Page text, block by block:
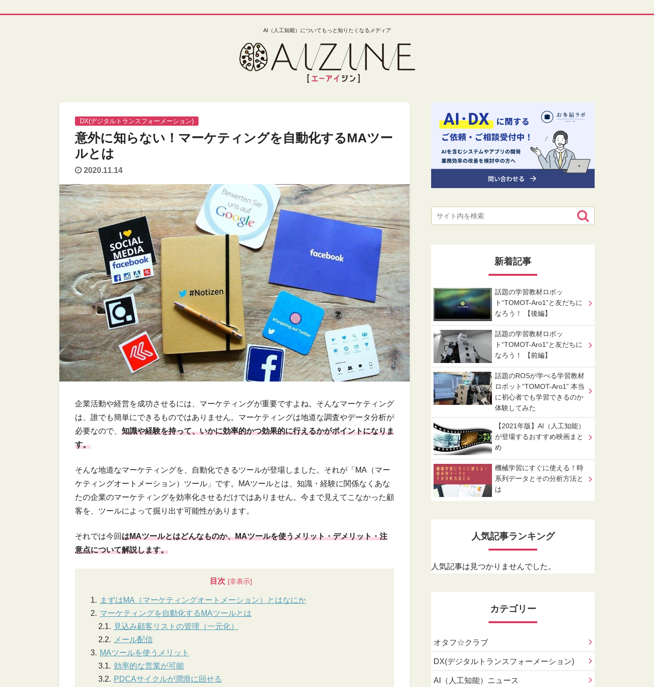
AI（人工知能）についてもっと知りたくなるメディア
DX(デジタルトランスフォーメーション)
意外に知らない！マーケティングを自動化するMAツー
ルとは
2020.11.14
企業活動や経営を成功させるには、マーケティングが重要ですよね。そんなマーケティング
は、誰でも簡単にできるものではありません。マーケティングは地道な調査やデータ分析が
必要なので、 知識や経験を持って、いかに効率的かつ効果的に行えるかがポイントになりま
す。
そんな地道なマーケティングを、自動化できるツールが登場しました。それが「MA（マー
ケティングオートメーション）ツール」です。MAツールとは、知識・経験に関係なくあな
たの企業のマーケティングを効率化させるだけではありません。今まで見えてこなかった顧
客を、ツールによって掘り出す可能性があります。
それでは今回はMAツールとはどんなものか、MAツールを使うメリット・デメリット・注
意点について解説します。
目次
まずはMA（マーケティングオートメーション）とはなにか
マーケティングを自動化するMAツールとは
見込み顧客リストの管理（一元化）
メール配信
MAツールを使うメリット
効率的な営業が可能
PDCAサイクルが潤滑に回せる
新着記事
話題の学習教材ロボッ
ト“TOMOT-Aro1”と友だちに
なろう！ 【後編】
話題の学習教材ロボッ
ト“TOMOT-Aro1”と友だちに
なろう！ 【前編】
話題のROSが学べる学習教材
ロボット“TOMOT-Aro1” 本当
に初心者でも学習できるのか
体験してみた
【2021年版】AI（人工知能）
が登場するおすすめ映画まと
め
機械学習にすぐに使える！時
系列データとその分析方法と
は
人気記事ランキング
人気記事は見つかりませんでした。
カテゴリー
オタフ☆クラブ
DX(デジタルトランスフォーメーション)
AI（人工知能）ニュース